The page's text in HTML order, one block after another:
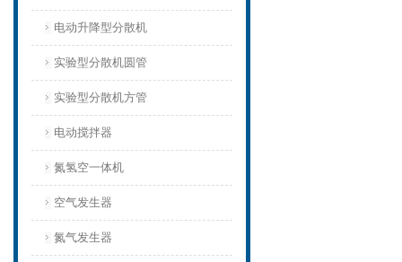
电动升降型分散机
实验型分散机圆管
实验型分散机方管
电动搅拌器
氮氢空一体机
空气发生器
氮气发生器